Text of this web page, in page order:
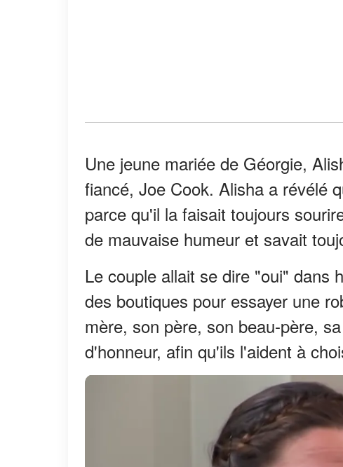
Une jeune mariée de Géorgie,
fiancé, Joe Cook. Alisha a révélé
parce qu'il la faisait toujours
de mauvaise humeur et savait
Le couple allait se dire "oui" dans
des boutiques pour essayer une
mère, son père, son beau-père,
d'honneur, afin qu'ils l'aident à